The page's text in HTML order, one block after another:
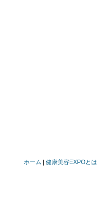
ホーム 健康美容EXPOとは